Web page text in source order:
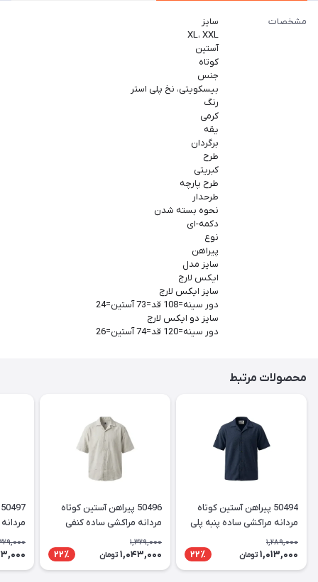
مشخصات
سایز
XL، XXL
آستین
کوتاه
جنس
بیسکویتی، نخ پلی استر
رنگ
کرمی
یقه
برگردان
طرح
کبریتی
طرح پارچه
طرحدار
نحوه بسته شدن
دکمه-ای
نوع
پیراهن
سایز مدل
ایکس لارج
سایز ایکس لارج
دور سینه=108 قد=73 آستین=24
سایز دو ایکس لارج
دور سینه=120 قد=74 آستین=26
محصولات مرتبط
50494 پیراهن آستین کوتاه
مردانه مراکشی ساده پنبه پلی
استر سرمه ای
1,289,000
1,013,000 تومان 22٪
50496 پیراهن آستین کوتاه
مردانه مراکشی ساده کنفی
شیری
1,329,000
1,043,000 تومان 22٪